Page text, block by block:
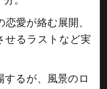
愛が絡む展開、
せるラストなど実
するが、風景のロ